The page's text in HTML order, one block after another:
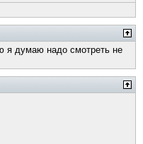
я думаю надо смотреть не